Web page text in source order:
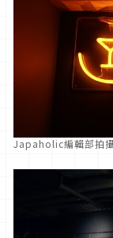
Japaholic編輯部拍